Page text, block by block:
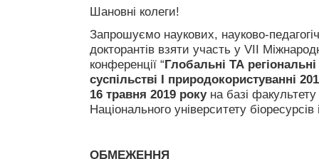
Шановні колеги!
Запрошуємо наукових, науково-
докторантів взяти участь у VII
конференції “Глобальні ТА
суспільстві І природокористуванні
16 травня 2019 рокуна базі
Національного університету
ОБМЕЖЕННЯ